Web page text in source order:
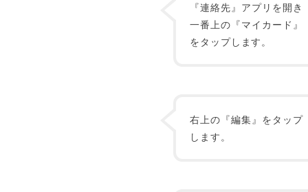
『連絡先』アプリを開き
一番上の『マイカード』
をタップします。
右上の『編集』をタップ
します。